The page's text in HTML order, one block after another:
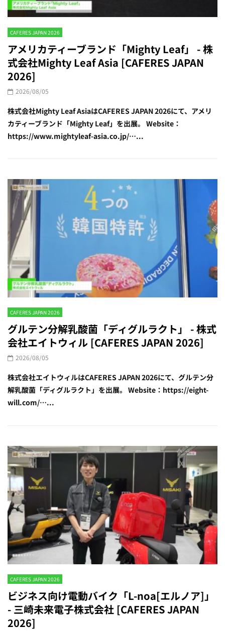
CAFERES JAPAN 2026
アメリカティーブランド「Mighty Leaf」 - 株
式会社Mighty Leaf Asia [CAFERES JAPAN
2026]
2026/08/05
株式会社Mighty Leaf AsiaはCAFERES JAPAN 2026にて、アメリ
カティーブランド「Mighty Leaf」を出展。 Website：
https://www.mightyleaf-asia.co.jp/…...
CAFERES JAPAN 2026
グルテン分解乳酸菌「ディグルラクト」 - 株式
会社エイトウィル [CAFERES JAPAN 2026]
2026/08/05
株式会社エイトウィルはCAFERES JAPAN 2026にて、グルテン分
解乳酸菌「ディグルラクト」を出展。 Website：https://eight-
will.com/…...
CAFERES JAPAN 2026
ビジネス向け電動バイク「L-noa[エルノア]」
- 三崎未来電子株式会社 [CAFERES JAPAN
2026]